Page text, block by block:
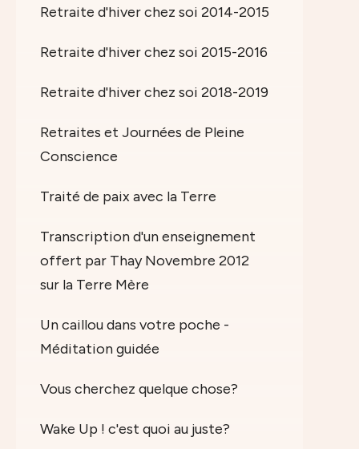
Retraite d'hiver chez soi 2014-2015
Retraite d'hiver chez soi 2015-2016
Retraite d'hiver chez soi 2018-2019
Retraites et Journées de Pleine
Conscience
Traité de paix avec la Terre
Transcription d'un enseignement
offert par Thay Novembre 2012
sur la Terre Mère
Un caillou dans votre poche -
Méditation guidée
Vous cherchez quelque chose?
Wake Up ! c'est quoi au juste?